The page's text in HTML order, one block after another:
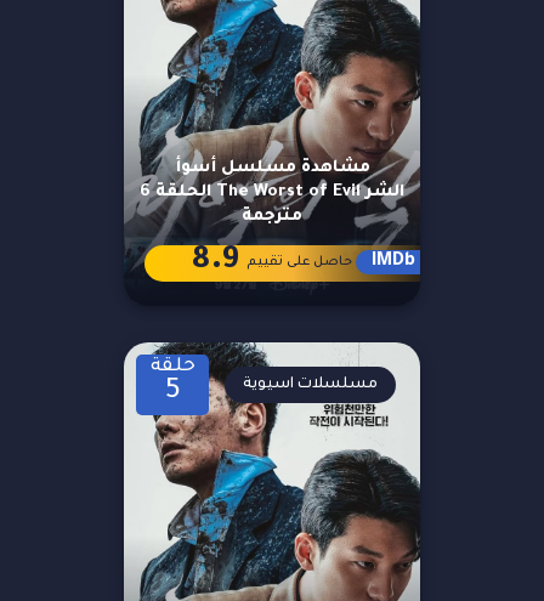
مشاهدة مسلسل أسوأ
الشر The Worst of Evil الحلقة 6
مترجمة
IMDb حاصل على تقييم 8.9
حلقة
5 مسلسلات اسيوية